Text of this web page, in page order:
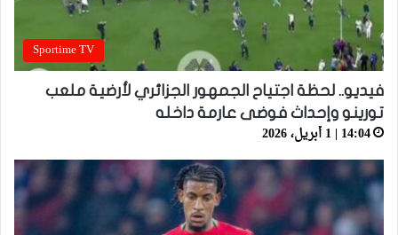
Sportime TV
فيديو.. لحظة اجتياح الجمهور الجزائري لأرضية ملعب
تورينو وإحداث فوضى عارمة داخله
14:04 | 1 أبريل، 2026